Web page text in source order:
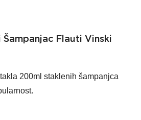
Flauti Vinski
200ml staklenih šampanjca